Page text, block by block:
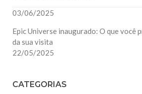
03/06/2025
Epic Universe inaugurado: O que você
da sua visita
22/05/2025
CATEGORIAS